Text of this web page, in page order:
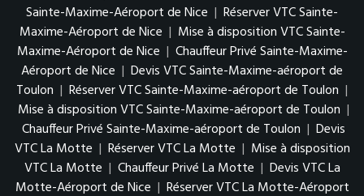
Sainte-Maxime-Aéroport de Nice | Réserver VTC Sainte-
Maxime-Aéroport de Nice | Mise à disposition VTC Sainte-
Maxime-Aéroport de Nice | Chauffeur Privé Sainte-Maxime-
Aéroport de Nice | Devis VTC Sainte-Maxime-aéroport de
Toulon | Réserver VTC Sainte-Maxime-aéroport de Toulon |
Mise à disposition VTC Sainte-Maxime-aéroport de Toulon |
Chauffeur Privé Sainte-Maxime-aéroport de Toulon | Devis
VTC La Motte | Réserver VTC La Motte | Mise à disposition
VTC La Motte | Chauffeur Privé La Motte | Devis VTC La
Motte-Aéroport de Nice | Réserver VTC La Motte-Aéroport